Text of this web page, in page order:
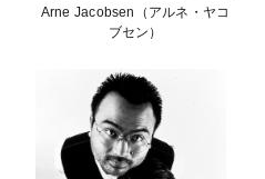
Arne Jacobsen（アルネ・ヤコ
ブセン）